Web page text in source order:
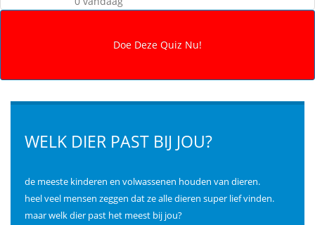
WELK DIER PAST BIJ JOU?
de meeste kinderen en volwassenen houden van dieren.
heel veel mensen zeggen dat ze alle dieren super lief vinden.
maar welk dier past het meest bij jou?